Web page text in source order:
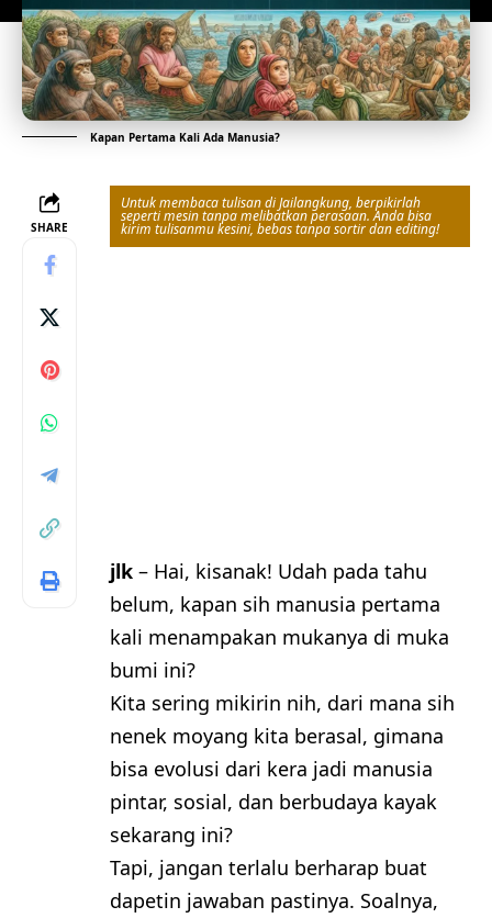
Kapan Pertama Kali Ada Manusia?
SHARE
Untuk membaca tulisan di Jailangkung, berpikirlah
seperti mesin tanpa melibatkan perasaan. Anda bisa
kirim tulisanmu kesini, bebas tanpa sortir dan editing!
jlk – Hai, kisanak! Udah pada tahu
belum, kapan sih manusia pertama
kali menampakan mukanya di muka
bumi ini?
Kita sering mikirin nih, dari mana sih
nenek moyang kita berasal, gimana
bisa evolusi dari kera jadi manusia
pintar, sosial, dan berbudaya kayak
sekarang ini?
Tapi, jangan terlalu berharap buat
dapetin jawaban pastinya. Soalnya,